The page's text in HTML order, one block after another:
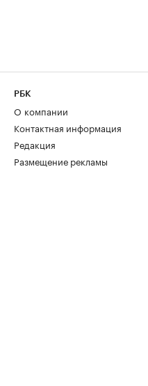
РБК
О компании
Контактная информация
Редакция
Размещение рекламы